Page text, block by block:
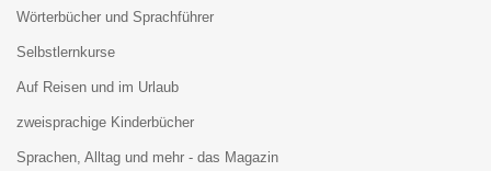
Wörterbücher und Sprachführer
Selbstlernkurse
Auf Reisen und im Urlaub
zweisprachige Kinderbücher
Sprachen, Alltag und mehr - das Magazin